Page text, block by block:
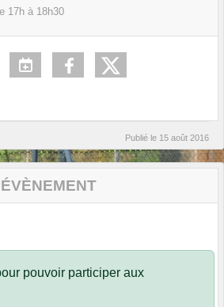
17h à 18h30
Publié le 15 août 2016
pouvoir participer aux